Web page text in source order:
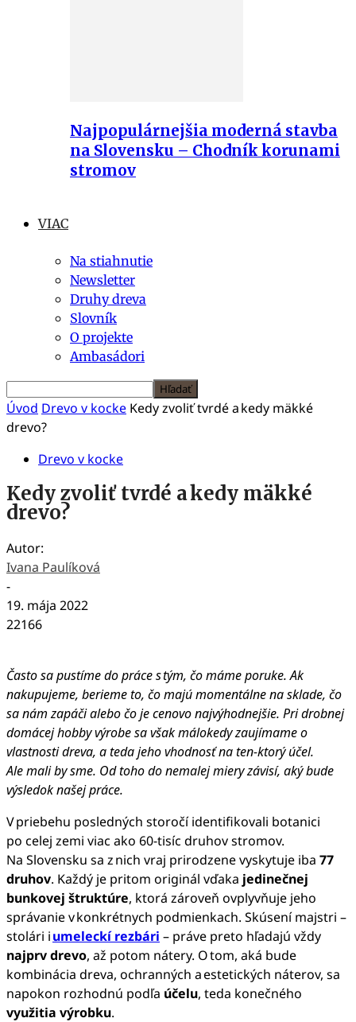
Najpopulárnejšia moderná stavba
na Slovensku – Chodník korunami
stromov
VIAC
Na stiahnutie
Newsletter
Druhy dreva
Slovník
O projekte
Ambasádori
Úvod Drevo v kocke Kedy zvoliť tvrdé a kedy mäkké
drevo?
Drevo v kocke
Kedy zvoliť tvrdé a kedy mäkké
drevo?
Autor:
Ivana Paulíková
-
19. mája 2022
22166
Často sa pustíme do práce s tým, čo máme poruke. Ak
nakupujeme, berieme to, čo majú momentálne na sklade, čo
sa nám zapáči alebo čo je cenovo najvýhodnejšie. Pri drobnej
domácej hobby výrobe sa však málokedy zaujímame o
vlastnosti dreva, a teda jeho vhodnosť na ten-ktorý účel.
Ale mali by sme. Od toho do nemalej miery závisí, aký bude
výsledok našej práce.
V priebehu posledných storočí identifikovali botanici
po celej zemi viac ako 60-tisíc druhov stromov.
Na Slovensku sa z nich vraj prirodzene vyskytuje iba 77
druhov. Každý je pritom originál vďaka jedinečnej
bunkovej štruktúre, ktorá zároveň ovplyvňuje jeho
správanie v konkrétnych podmienkach. Skúsení majstri –
stolári iumeleckí rezbári – práve preto hľadajú vždy
najprv drevo, až potom nátery. O tom, aká bude
kombinácia dreva, ochranných a estetických náterov, sa
napokon rozhodnú podľa účelu, teda konečného
využitia výrobku.